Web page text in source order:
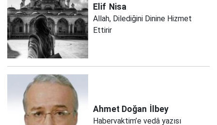
Elif Nisa
Allah, Dilediğini Dinine Hizmet
Ettirir
Ahmet Doğan İlbey
Habervaktim’e vedâ yazısı